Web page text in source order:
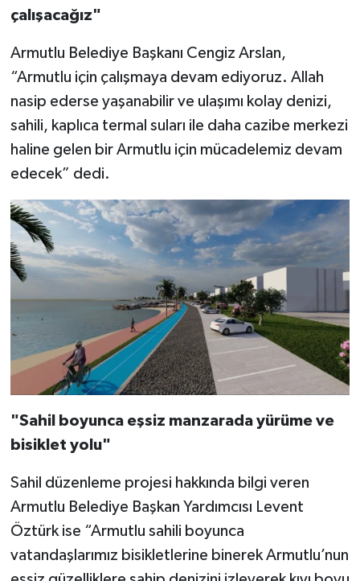
çalışacağız"
Armutlu Belediye Başkanı Cengiz Arslan,
“Armutlu için çalışmaya devam ediyoruz. Allah
nasip ederse yaşanabilir ve ulaşımı kolay denizi,
sahili, kaplıca termal suları ile daha cazibe merkezi
haline gelen bir Armutlu için mücadelemiz devam
edecek” dedi.
"Sahil boyunca eşsiz manzarada yürüme ve
bisiklet yolu"
Sahil düzenleme projesi hakkında bilgi veren
Armutlu Belediye Başkan Yardımcısı Levent
Öztürk ise “Armutlu sahili boyunca
vatandaşlarımız bisikletlerine binerek Armutlu’nun